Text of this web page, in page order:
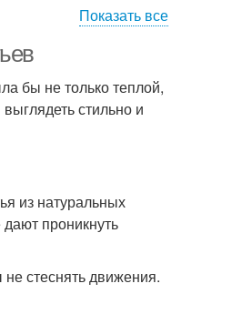
Показать все
бы не только теплой,
стильно и
из натуральных
проникнуть
стеснять движения.